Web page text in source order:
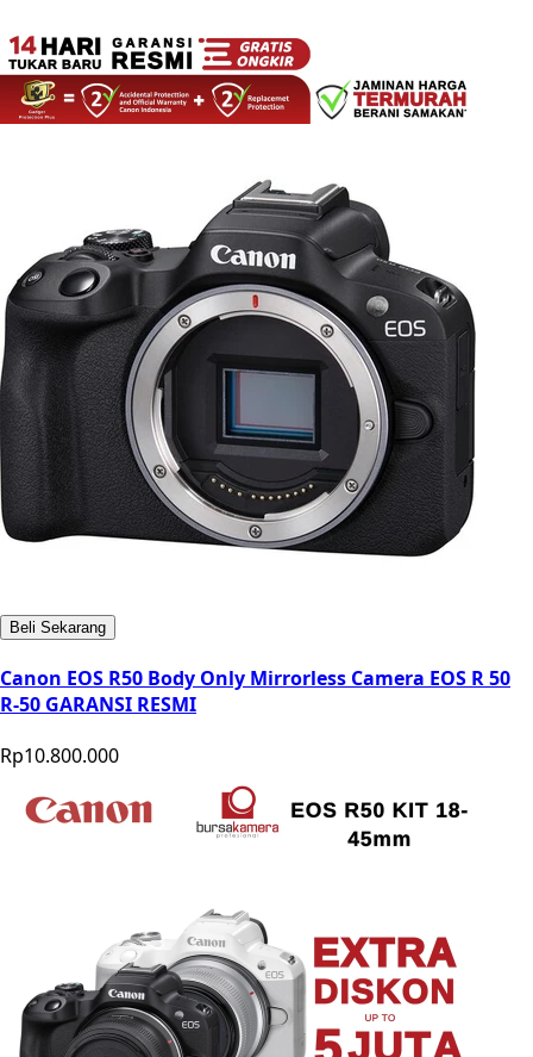
Beli Sekarang
Canon EOS R50 Body Only Mirrorless Camera EOS R 50
R-50 GARANSI RESMI
Rp10.800.000